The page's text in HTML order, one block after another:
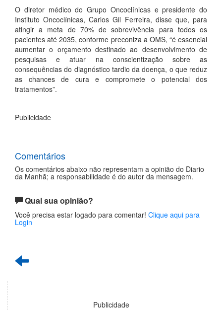
O diretor médico do Grupo Oncoclínicas e presidente do
Instituto Oncoclínicas, Carlos Gil Ferreira, disse que, para
atingir a meta de 70% de sobrevivência para todos os
pacientes até 2035, conforme preconiza a OMS, “é essencial
aumentar o orçamento destinado ao desenvolvimento de
pesquisas e atuar na conscientização sobre as
consequências do diagnóstico tardio da doença, o que reduz
as chances de cura e compromete o potencial dos
tratamentos”.
Publicidade
Comentários
Os comentários abaixo não representam a opinião do Diario
da Manhã; a responsabilidade é do autor da mensagem.
Qual sua opinião?
Você precisa estar logado para comentar! Clique aqui para
Login
Publicidade